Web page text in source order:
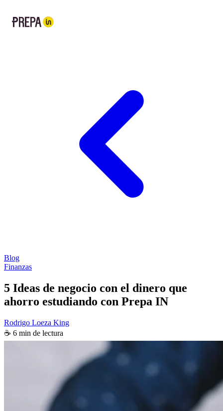
Blog
Finanzas
5 Ideas de negocio con el dinero que
ahorro estudiando con Prepa IN
Rodrigo Loeza King
☕ 6 min de lectura